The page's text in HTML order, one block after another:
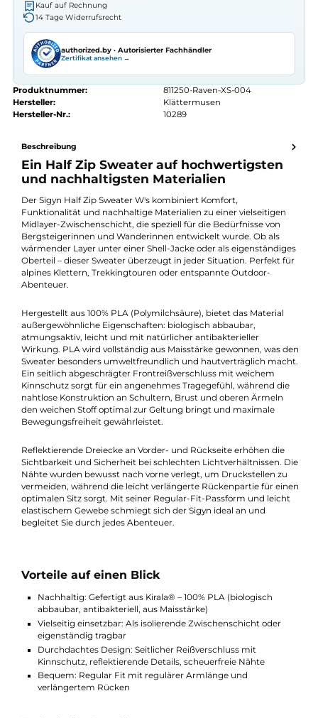
AutorisierterKlättermusen
Seit 2008 Fachgeschäft in Würzburg
Kostenlose telefonische Beratung
Kostenloser Versand ab 70 €
Kauf auf Rechnung
14 Tage Widerrufsrecht
authorized.by · Autorisierter Fachhändler
Produktnummer: 811250-Raven-XS-004
Hersteller:
Klättermusen
Beschreibung
Ein Half Zip Sweater auf hochwertigsten
und nachhaltigsten Materialien
Der Sigyn Half Zip Sweater W's kombiniert Komfort,
Midlayer-Zwischenschicht, die speziell für die Bedürfnisse von
Bergsteigerinnen und Wanderinnen entwickelt wurde. Ob als
wärmender Layer unter einer Shell-Jacke oder als
Oberteil – dieser Sweater überzeugt in jeder Situation. Perfekt
alpines Klettern, Trekkingtouren oder entspannte Outdoor-
Abenteuer.
Hergestellt aus 100% PLA (Polymilchsäure), bietet das Material
außergewöhnliche Eigenschaften: biologisch abbaubar,
Wirkung. PLA wird vollständig aus Maisstärke gewonnen, was
Sweater besonders umweltfreundlich und hautverträglich
Ein seitlich abgeschrägter Frontreißverschluss mit weichem
Kinnschutz sorgt für ein angenehmes Tragegefühl, während
nahtlose Konstruktion an Schultern, Brust und oberen Ärmeln
den weichen Stoff optimal zur Geltung bringt und maximale
Sichtbarkeit und Sicherheit bei schlechten Lichtverhältnissen.
Nähte wurden bewusst nach vorne verlegt, um Druckstellen
vermeiden, während die leicht verlängerte Rückenpartie für
optimalen Sitz sorgt. Mit seiner Regular-Fit-Passform und
elastischem Gewebe schmiegt sich der Sigyn ideal an und
begleitet Sie durch jedes Abenteuer.